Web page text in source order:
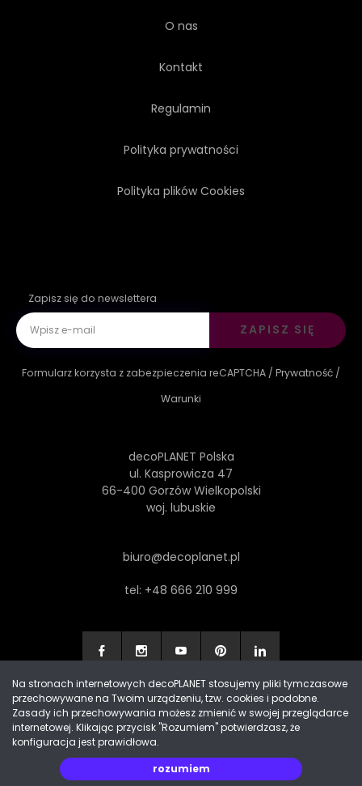
O nas
Kontakt
Regulamin
Polityka prywatności
Polityka plików Cookies
Zapisz się do newslettera
ZAPISZ SIĘ
Formularz korzysta z zabezpieczenia reCAPTCHA / Prywatność /
Warunki
decoPLANET Polska
ul. Kasprowicza 47
66-400 Gorzów Wielkopolski
woj. lubuskie
biuro@decoplanet.pl
tel: +48 666 210 999
Made with by Progres Media & decoPLANET
Na stronach internetowych decoPLANET stosujemy pliki tymczasowe
przechowywane na Twoim urządzeniu, tzw. cookies i podobne.
Zasady ich przechowywania możesz zmienić w swojej przeglądarce
internetowej. Klikając przycisk "Rozumiem" potwierdzasz, że
konfiguracja jest prawidłowa.
rozumiem